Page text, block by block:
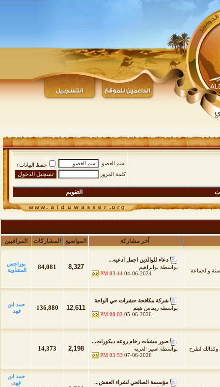
اسم العضو
حفظ البيانات؟
كلمة المرور
التقويم
آخر مشاركة المواضيع المشاركات المراقبين
والجماعة
دعاء للوالدين اجمل ادعيه...
بواسطة بوابراهيم
04-06-2024
03:44 PM
8,327
84,081
بوراجس
المشاوية
شركة مكافحة حشرات حي الواحة
بواسطة ريماس هيثم
05-06-2026
08:02 PM
12,611
136,880
حمد ابن
فهد
وكذالك لطرح
صور مشبات رخام روعه ديكورات...
بواسطة اسير الغربه
07-06-2026
03:53 PM
2,198
14,373
مؤسسة الصالحي لشراء العفش...
حمد ابن
فهد,